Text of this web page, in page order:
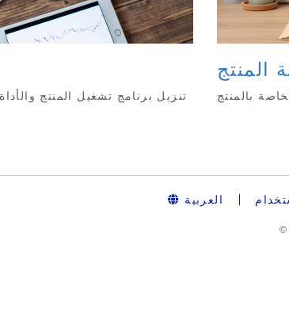
تنزيل برنامج تشغيل المنتج
المنتج
العربية
©